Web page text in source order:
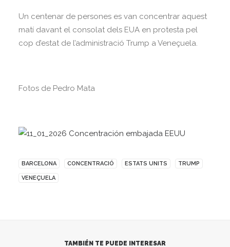
Un centenar de persones es van concentrar aquest
matí davant el consolat dels EUA en protesta pel
cop d’estat de l’administració Trump a Veneçuela.
Fotos de Pedro Mata
BARCELONA CONCENTRACIÓ ESTATS UNITS TRUMP
VENEÇUELA
TAMBIÉN TE PUEDE INTERESAR